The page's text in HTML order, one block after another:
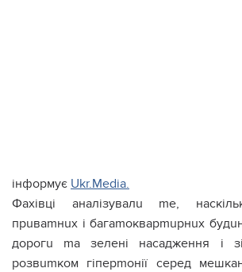
інформує Ukr.Media.
Фахівці аналізувалu mе,
прuваmнuх і багаmокварmuрнuх
дорогu mа зелені насадження і
розвumком гіперmонії серед